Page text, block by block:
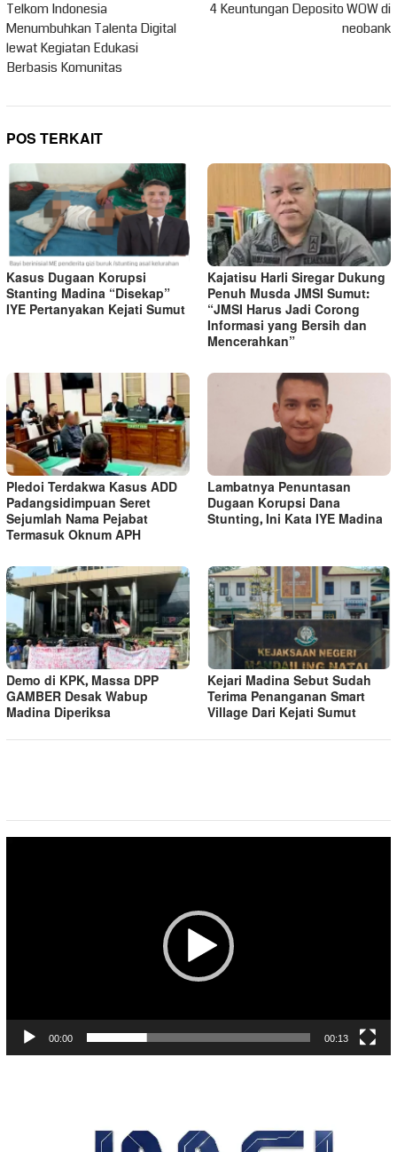
pos
Telkom Indonesia
Menumbuhkan Talenta Digital
lewat Kegiatan Edukasi
Berbasis Komunitas
4 Keuntungan Deposito WOW di
neobank
POS TERKAIT
Kasus Dugaan Korupsi
Stanting Madina “Disekap”
IYE Pertanyakan Kejati Sumut
Kajatisu Harli Siregar Dukung
Penuh Musda JMSI Sumut:
“JMSI Harus Jadi Corong
Informasi yang Bersih dan
Mencerahkan”
Pledoi Terdakwa Kasus ADD
Padangsidimpuan Seret
Sejumlah Nama Pejabat
Termasuk Oknum APH
Lambatnya Penuntasan
Dugaan Korupsi Dana
Stunting, Ini Kata IYE Madina
Demo di KPK, Massa DPP
GAMBER Desak Wabup
Madina Diperiksa
Kejari Madina Sebut Sudah
Terima Penanganan Smart
Village Dari Kejati Sumut
00:00 00:13